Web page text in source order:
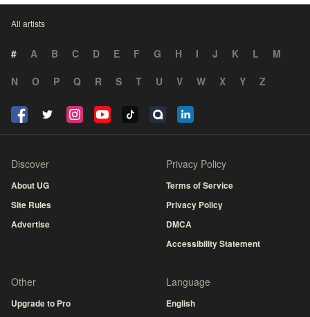
All artists
# A B C D E F G H I J K L
M
N
O P Q R S T U V W X Y Z
Discover
About UG
Site Rules
Advertise
Privacy Policy
Terms of Service
Privacy Policy
DMCA
Accessibility Statement
Other
Upgrade to Pro
Language
English